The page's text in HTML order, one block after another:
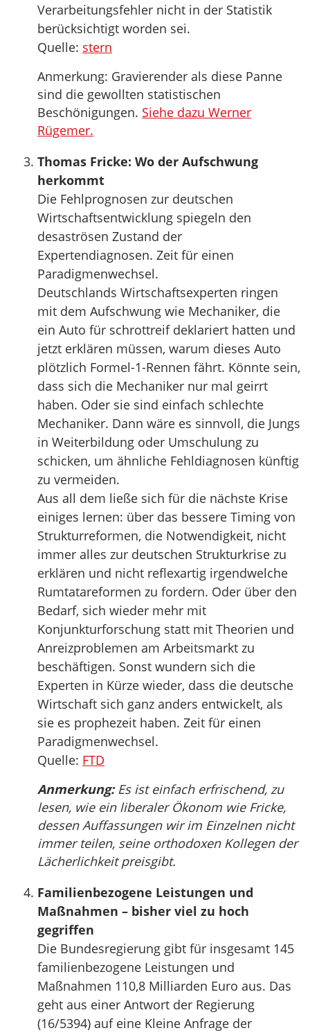
Verarbeitungsfehler nicht in der Statistik
berücksichtigt worden sei.
Quelle: stern
Anmerkung: Gravierender als diese Panne
sind die gewollten statistischen
Beschönigungen. Siehe dazu Werner
Rügemer.
Thomas Fricke: Wo der Aufschwung
herkommt
Die Fehlprognosen zur deutschen
Wirtschaftsentwicklung spiegeln den
desaströsen Zustand der
Expertendiagnosen. Zeit für einen
Paradigmenwechsel.
Deutschlands Wirtschaftsexperten ringen
mit dem Aufschwung wie Mechaniker, die
ein Auto für schrottreif deklariert hatten und
jetzt erklären müssen, warum dieses Auto
plötzlich Formel-1-Rennen fährt. Könnte sein,
dass sich die Mechaniker nur mal geirrt
haben. Oder sie sind einfach schlechte
Mechaniker. Dann wäre es sinnvoll, die Jungs
in Weiterbildung oder Umschulung zu
schicken, um ähnliche Fehldiagnosen künftig
zu vermeiden.
Aus all dem ließe sich für die nächste Krise
einiges lernen: über das bessere Timing von
Strukturreformen, die Notwendigkeit, nicht
immer alles zur deutschen Strukturkrise zu
erklären und nicht reflexartig irgendwelche
Rumtatareformen zu fordern. Oder über den
Bedarf, sich wieder mehr mit
Konjunkturforschung statt mit Theorien und
Anreizproblemen am Arbeitsmarkt zu
beschäftigen. Sonst wundern sich die
Experten in Kürze wieder, dass die deutsche
Wirtschaft sich ganz anders entwickelt, als
sie es prophezeit haben. Zeit für einen
Paradigmenwechsel.
Quelle: FTD
Anmerkung:Es ist einfach erfrischend, zu
lesen, wie ein liberaler Ökonom wie Fricke,
dessen Auffassungen wir im Einzelnen nicht
immer teilen, seine orthodoxen Kollegen der
Lächerlichkeit preisgibt.
Familienbezogene Leistungen und
Maßnahmen – bisher viel zu hoch
gegriffen
Die Bundesregierung gibt für insgesamt 145
familienbezogene Leistungen und
Maßnahmen 110,8 Milliarden Euro aus. Das
geht aus einer Antwort der Regierung
(16/5394) auf eine Kleine Anfrage der